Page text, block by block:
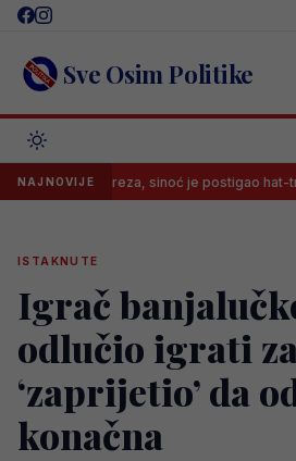
Skip
content Sve Osim Politike
NAJNOVIJE
Barbareza, sinoć je postigao hat-trick i prvi
ISTAKNUTE
Igrač
odlučio igrati
‘zaprijetio’ da
konačna